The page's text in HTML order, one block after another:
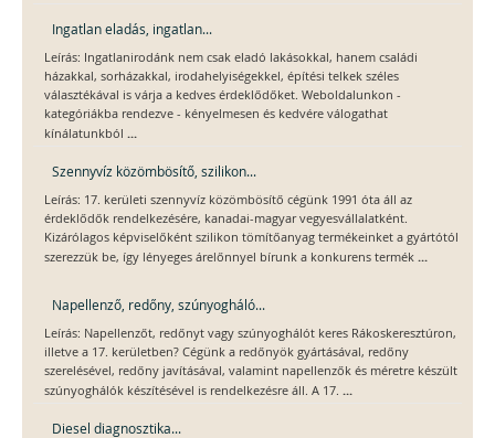
Ingatlan eladás, ingatlan...
Leírás: Ingatlanirodánk nem csak eladó lakásokkal, hanem családi
házakkal, sorházakkal, irodahelyiségekkel, építési telkek széles
választékával is várja a kedves érdeklődőket. Weboldalunkon -
kategóriákba rendezve - kényelmesen és kedvére válogathat
kínálatunkból ...
Szennyvíz közömbösítő, szilikon...
Leírás: 17. kerületi szennyvíz közömbösítő cégünk 1991 óta áll az
érdeklődők rendelkezésére, kanadai-magyar vegyesvállalatként.
Kizárólagos képviselőként szilikon tömítőanyag termékeinket a gyártótól
szerezzük be, így lényeges árelőnnyel bírunk a konkurens termék ...
Napellenző, redőny, szúnyogháló...
Leírás: Napellenzőt, redőnyt vagy szúnyoghálót keres Rákoskeresztúron,
illetve a 17. kerületben? Cégünk a redőnyök gyártásával, redőny
szerelésével, redőny javításával, valamint napellenzők és méretre készült
szúnyoghálók készítésével is rendelkezésre áll. A 17. ...
Diesel diagnosztika...